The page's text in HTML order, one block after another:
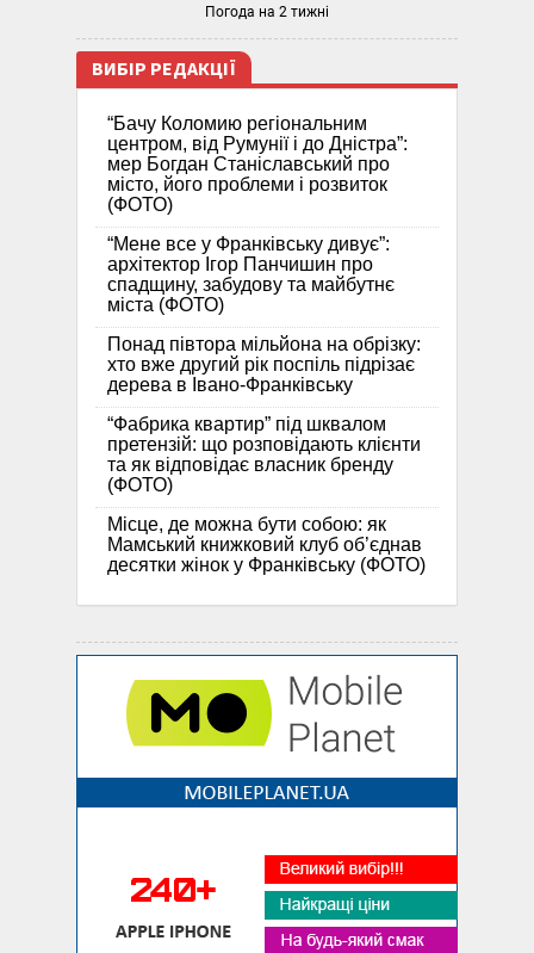
Погода на 2 тижні
ВИБІР РЕДАКЦІЇ
“Бачу Коломию регіональним
центром, від Румунії і до Дністра”:
мер Богдан Станіславський про
місто, його проблеми і розвиток
(ФОТО)
“Мене все у Франківську дивує”:
архітектор Ігор Панчишин про
спадщину, забудову та майбутнє
міста (ФОТО)
Понад півтора мільйона на обрізку:
хто вже другий рік поспіль підрізає
дерева в Івано-Франківську
“Фабрика квартир” під шквалом
претензій: що розповідають клієнти
та як відповідає власник бренду
(ФОТО)
Місце, де можна бути собою: як
Мамський книжковий клуб об’єднав
десятки жінок у Франківську (ФОТО)